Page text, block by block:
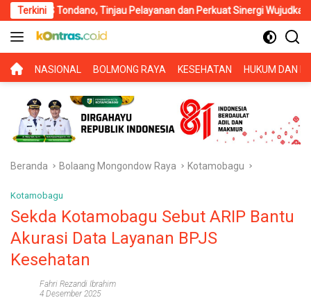
Langsung
ke
konten
TerkiniTinjau Pelayanan dan Perkuat Sinergi Wujudkan UHC
BERANDA
NASIONAL BOLMONG RAYA KESEHATAN HUKUM DAN
Beranda Bolaang Mongondow Raya Kotamobagu
Kotamobagu
Sekda Kotamobagu Sebut ARIP Bantu
Akurasi Data Layanan BPJS
Kesehatan
Fahri Rezandi Ibrahim
4 Desember 2025